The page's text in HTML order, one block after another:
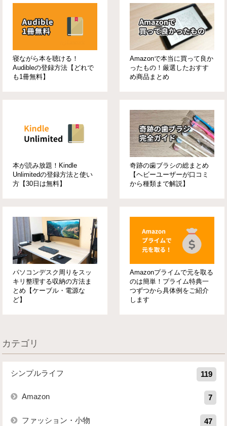
寝ながら本を聴ける！
Audibleの登録方法【どれで
も1冊無料】
Amazonで本当に買って良か
ったもの！厳選したおすす
め商品まとめ
本が読み放題！Kindle
Unlimitedの登録方法と使い
方【30日は無料】
奇跡の歯ブラシの総まとめ
【ヘビーユーザーが口コミ
から種類まで解説】
パソコンデスク周りをスッ
キリ整理する収納の方法ま
とめ【ケーブル・電源な
ど】
Amazonプライムで元を取る
のは簡単！プライム特典一
つずつから具体例をご紹介
します
カテゴリ
シンプルライフ 119
Amazon 7
ファッション・小物 47